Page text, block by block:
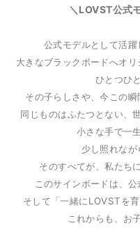
＼LOVST公式
公式モデルとして活
大きなブラックボードへオ
ひとつひ
その子らしさや、今この瞬
同じものはふたつとない、
小さな手で一
少し照れなが
そのすべてが、私たち
このサインボードは、
そして「一緒にLOVSTを
これからも、お